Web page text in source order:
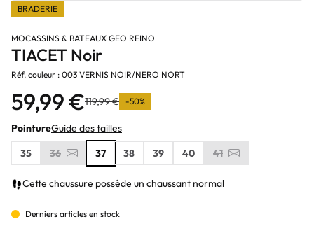
BRADERIE
MOCASSINS & BATEAUX GEO REINO
TIACET Noir
Réf. couleur : 003 VERNIS NOIR/NERO NORT
59,99 €119,99 € -50%
PointureGuide des tailles
35
36 37 38 39 40 41
Cette chaussure possède un chaussant normal
Derniers articles en stock